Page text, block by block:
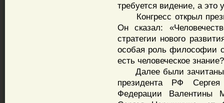
требуется видение, а
Конгресс открыл
Он сказал:
стратегии нового
особая роль философии
есть человеческое
Далее были зачитаны
президента РФ
Федерации Валентины